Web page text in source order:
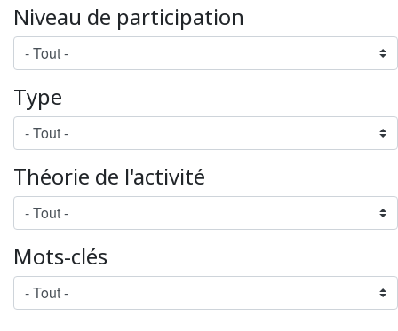
Niveau de participation
Type
Théorie de l'activité
Mots-clés